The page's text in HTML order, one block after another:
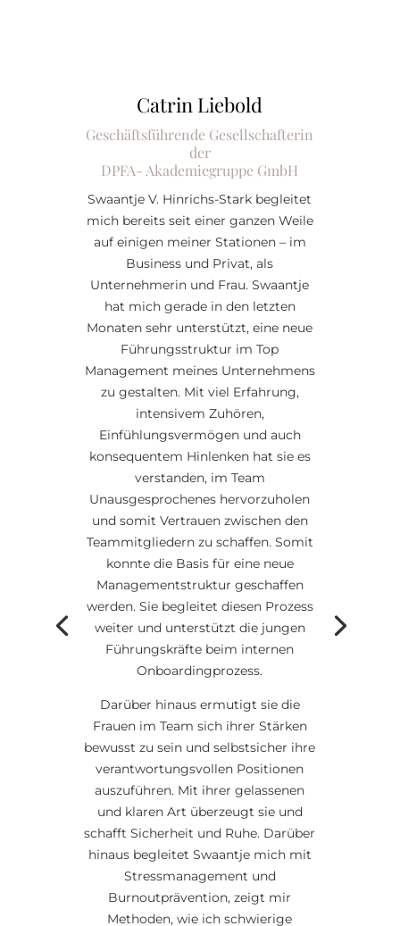
Catrin Liebold
Geschäftsführende Gesellschafterin
der
DPFA- Akademiegruppe GmbH
Swaantje V. Hinrichs-Stark begleitet
mich bereits seit einer ganzen Weile
auf einigen meiner Stationen – im
Business und Privat, als
Unternehmerin und Frau. Swaantje
hat mich gerade in den letzten
Monaten sehr unterstützt, eine neue
Führungsstruktur im Top
Management meines Unternehmens
zu gestalten. Mit viel Erfahrung,
intensivem Zuhören,
Einfühlungsvermögen und auch
konsequentem Hinlenken hat sie es
verstanden, im Team
Unausgesprochenes hervorzuholen
und somit Vertrauen zwischen den
Teammitgliedern zu schaffen. Somit
konnte die Basis für eine neue
Managementstruktur geschaffen
werden. Sie begleitet diesen Prozess
weiter und unterstützt die jungen
Führungskräfte beim internen
Onboardingprozess.
Darüber hinaus ermutigt sie die
Frauen im Team sich ihrer Stärken
bewusst zu sein und selbstsicher ihre
verantwortungsvollen Positionen
auszuführen. Mit ihrer gelassenen
und klaren Art überzeugt sie und
schafft Sicherheit und Ruhe. Darüber
hinaus begleitet Swaantje mich mit
Stressmanagement und
Burnoutprävention, zeigt mir
Methoden, wie ich schwierige